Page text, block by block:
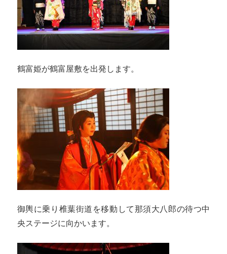
鶴富姫が鶴富屋敷を出発します。
御輿に乗り椎葉街道を移動して那須大八郎の待つ中
央ステージに向かいます。